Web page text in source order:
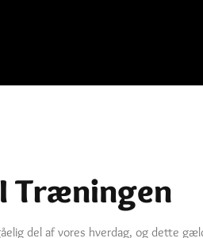
Træningen
del af vores hverdag, og dette